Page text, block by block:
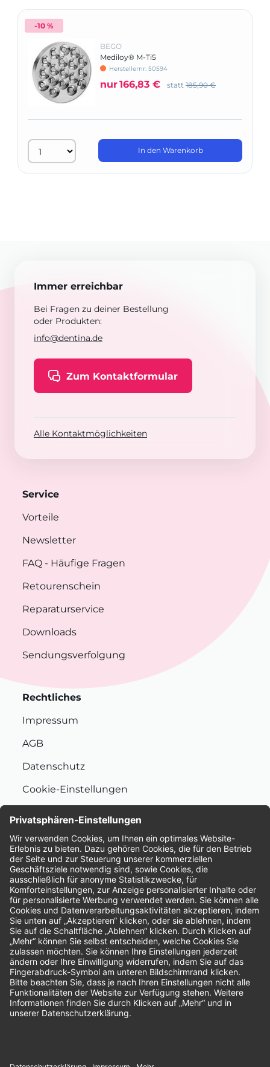
-10 %
BEGO
Mediloy® M-Ti5
Herstellernr: 50594
nur166,83 € statt 185,90 €
In den Warenkorb
Immer erreichbar
Bei Fragen zu deiner Bestellung
oder Produkten:
info@dentina.de
Zum Kontaktformular
Alle Kontaktmöglichkeiten
Service
Vorteile
Newsletter
FAQ - Häufige Fragen
Retourenschein
Reparaturservice
Downloads
Sendungsverfolgung
Rechtliches
Impressum
AGB
Datenschutz
Cookie-Einstellungen
Bewertungen